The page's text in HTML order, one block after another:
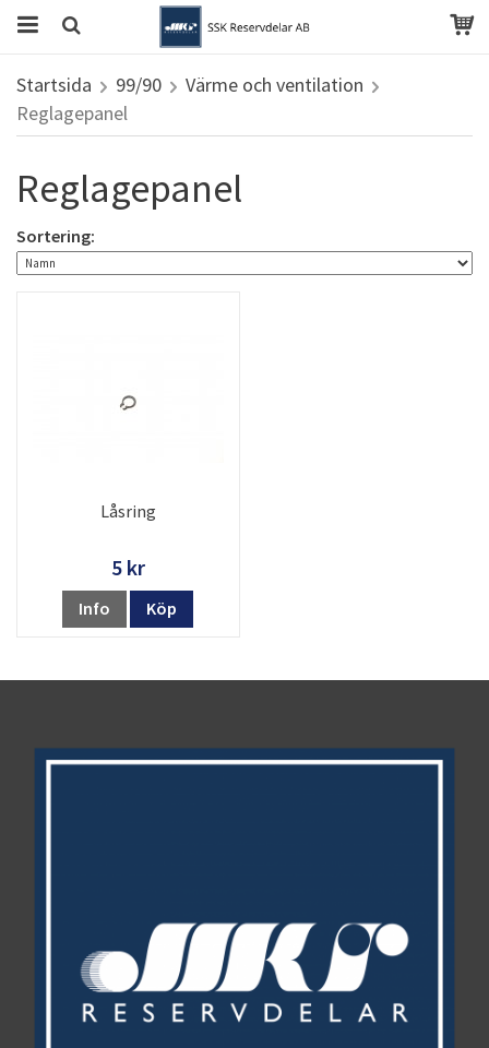
Startsida 99/90
Värme och ventilation
Reglagepanel
Reglagepanel
Sortering:
Låsring
5 kr
Info Köp